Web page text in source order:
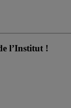
l’Institut !